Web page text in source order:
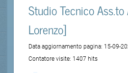
Studio Tecnico
Lorenzo]
Data aggiornamento pagina: 15-09-
Contatore visite: 1407 hits